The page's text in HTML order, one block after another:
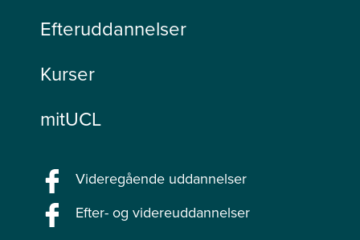
Efteruddannelser
Kurser
mitUCL
Videregående uddannelser
Efter- og videreuddannelser